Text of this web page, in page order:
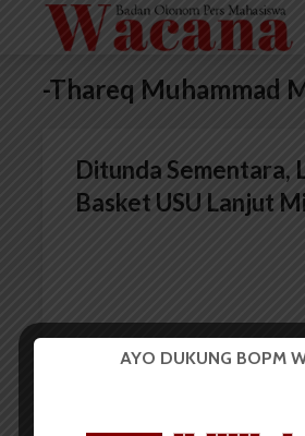
-Thareq Muhammad
Ditunda Sementara,
Basket USU Lanjut
AYO DUKUNG BOPM